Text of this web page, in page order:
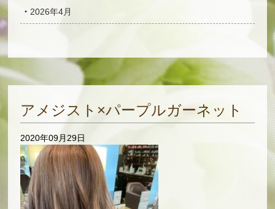
2026年4月
アメジスト×パープルガーネット
2020年09月29日